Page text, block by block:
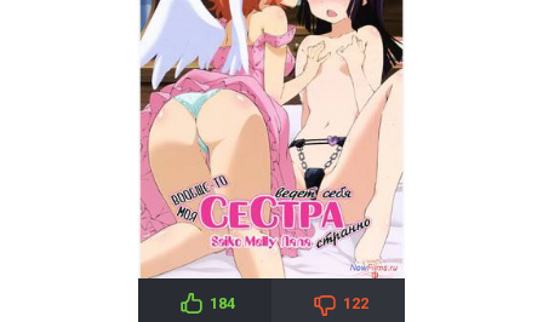
184 122